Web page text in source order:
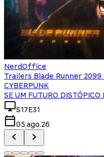
NerdOffice
Trailers Blade Runner
CYBERPUNK
SE UM FUTURO DISTÓPICO
S17E31
05.ago.26